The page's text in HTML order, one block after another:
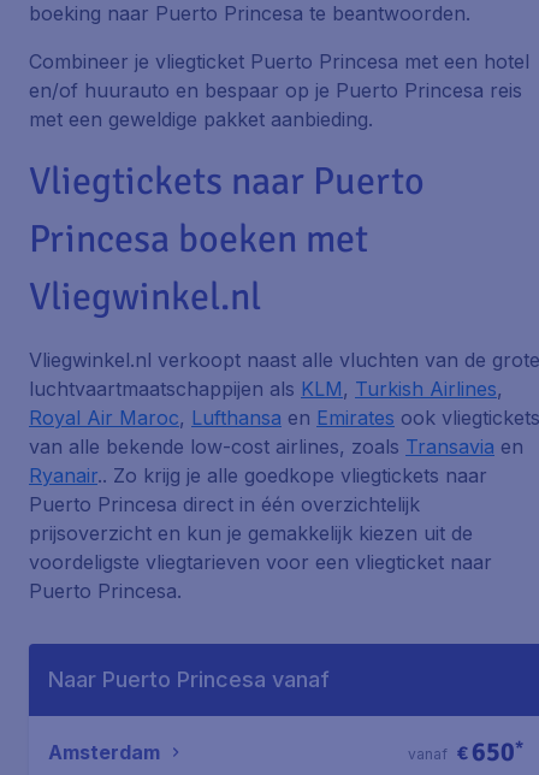
boeking naar Puerto Princesa te beantwoorden.
Combineer je vliegticket Puerto Princesa met een hotel
en/of huurauto en bespaar op je Puerto Princesa reis
met een geweldige pakket aanbieding.
Vliegtickets naar Puerto
Princesa boeken met
Vliegwinkel.nl
Vliegwinkel.nl verkoopt naast alle vluchten van de grote
luchtvaartmaatschappijen als KLM, Turkish Airlines,
Royal Air Maroc, Lufthansa en Emirates ook vliegtickets
van alle bekende low-cost airlines, zoals Transavia en
Ryanair.. Zo krijg je alle goedkope vliegtickets naar
Puerto Princesa direct in één overzichtelijk
prijsoverzicht en kun je gemakkelijk kiezen uit de
voordeligste vliegtarieven voor een vliegticket naar
Puerto Princesa.
Naar Puerto Princesa vanaf
Amsterdam € 650*
vanaf